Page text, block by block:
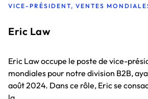
VICE-PRÉSIDENT, VENTES
Eric Law
Eric Law occupe le poste de vice-
mondiales pour notre division B2B,
août 2024. Dans ce rôle, Eric se